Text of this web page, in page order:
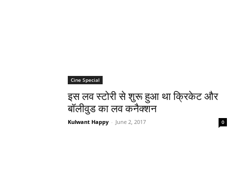
Cine Special
इस लव स्टोरी से शुरू हुआ था क्रिकेट और
बॉलीवुड का लव कनैक्शन
Kulwant Happy - June 2, 2017 0